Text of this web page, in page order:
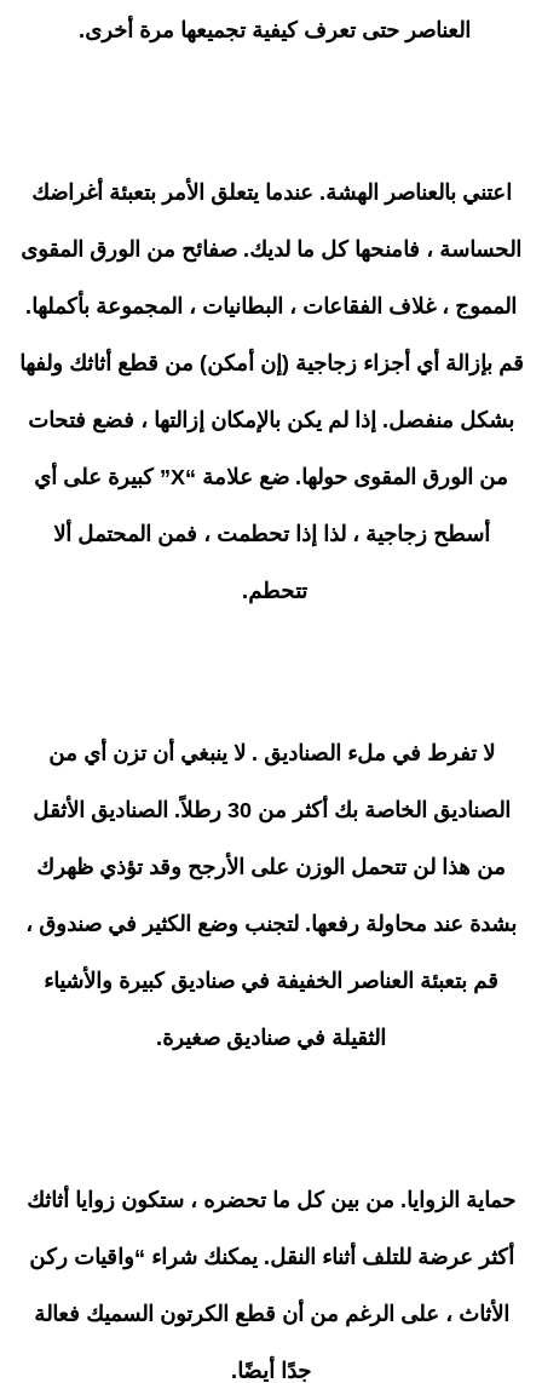
العناصر حتى تعرف كيفية تجميعها مرة أخرى.
اعتني بالعناصر الهشة. عندما يتعلق الأمر بتعبئة أغراضك
الحساسة ، فامنحها كل ما لديك. صفائح من الورق المقوى
المموج ، غلاف الفقاعات ، البطانيات ، المجموعة بأكملها.
قم بإزالة أي أجزاء زجاجية (إن أمكن) من قطع أثاثك ولفها
بشكل منفصل. إذا لم يكن بالإمكان إزالتها ، فضع فتحات
من الورق المقوى حولها. ضع علامة “X” كبيرة على أي
أسطح زجاجية ، لذا إذا تحطمت ، فمن المحتمل ألا
تتحطم.
لا تفرط في ملء الصناديق . لا ينبغي أن تزن أي من
الصناديق الخاصة بك أكثر من 30 رطلاً. الصناديق الأثقل
من هذا لن تتحمل الوزن على الأرجح وقد تؤذي ظهرك
بشدة عند محاولة رفعها. لتجنب وضع الكثير في صندوق ،
قم بتعبئة العناصر الخفيفة في صناديق كبيرة والأشياء
الثقيلة في صناديق صغيرة.
حماية الزوايا. من بين كل ما تحضره ، ستكون زوايا أثاثك
أكثر عرضة للتلف أثناء النقل. يمكنك شراء “واقيات ركن
الأثاث ، على الرغم من أن قطع الكرتون السميك فعالة
جدًا أيضًا.